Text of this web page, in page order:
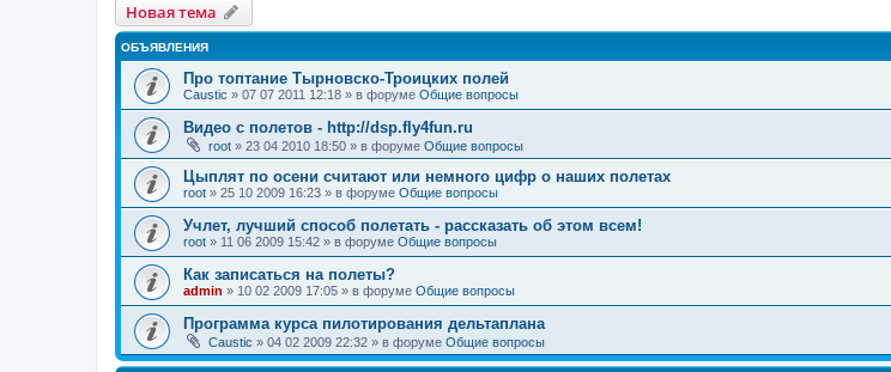
Новая тема
ОБЪЯВЛЕНИЯ
Про топтание Тырновско-Троицких полей
Caustic » 07 07 2011 12:18 » в форуме Общие вопросы
Видео с полетов - http://dsp.fly4fun.ru
root » 23 04 2010 18:50 » в форуме Общие вопросы
Цыплят по осени считают или немного цифр о наших полетах
root » 25 10 2009 16:23 » в форуме Общие вопросы
Учлет, лучший способ полетать - рассказать об этом всем!
root » 11 06 2009 15:42 » в форуме Общие вопросы
Как записаться на полеты?
admin » 10 02 2009 17:05 » в форуме Общие вопросы
Программа курса пилотирования дельтаплана
Caustic » 04 02 2009 22:32 » в форуме Общие вопросы